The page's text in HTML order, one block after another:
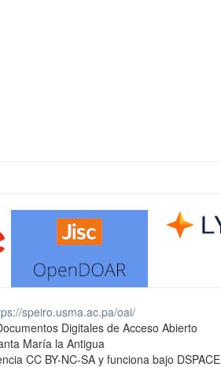
speiro.usma.ac.pa/oai/
Digitales de Acceso Abierto
María la Antigua
CC BY-NC-SA y funciona bajo DSPACE